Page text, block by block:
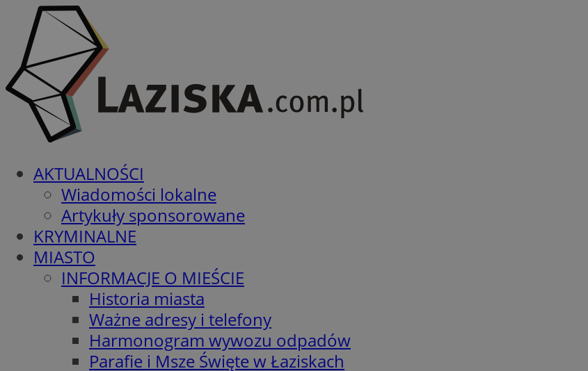
AKTUALNOŚCI
Wiadomości lokalne
Artykuły sponsorowane
KRYMINALNE
MIASTO
INFORMACJE O MIEŚCIE
Historia miasta
Ważne adresy i telefony
Harmonogram wywozu odpadów
Parafie i Msze Święte w Łaziskach